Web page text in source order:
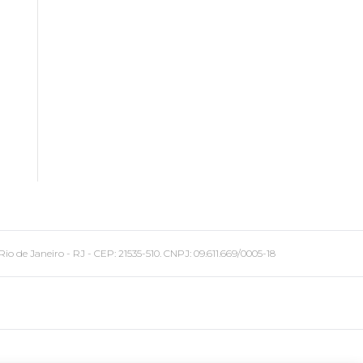
Janeiro - RJ - CEP: 21535-510. CNPJ: 09.611.669/0005-18